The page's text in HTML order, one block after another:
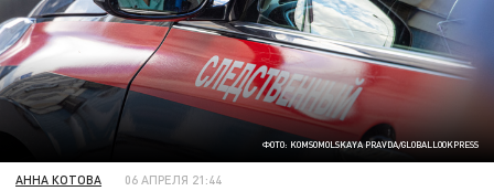
ФОТО: KOMSOMOLSKAYA PRAVDA/GLOBALLOOKPRESS
АННА КОТОВА 06 АПРЕЛЯ 21:44